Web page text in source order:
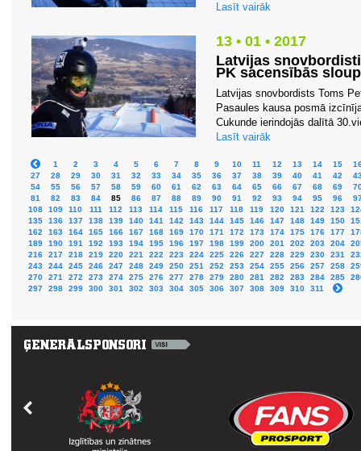
Lasīt vairāk
13 • 01 • 2017
Latvijas
PK sacensībās
Latvijas snovbordists Toms
Pasaules kausa posmā
Cukunde ierindojās dalītā
Lasīt vairāk
1 2 3 4 5 6 7 8 9 10 11 12 13 14 15
27
28 29 30 31 32 33 34 35 36 37 38 39 40 41 42
54
55 56 57 58 59 60 61 62 63 64 65 66 67 68 69
81
82 83 84 85 86 87 88 89 90 91 92 93 94 95 96
108
109 110 111 112 113 114 115 116 117 118 119 120 121 122 123
135
136 137 138 139 140 141 142 143 144 145 146 147 148 149 150
162
163 164 165 166 167 168 169 170 171 172 173 174 175 176 177
189
190 191 192 193 194 195 196 197 198 199 200 201 202 203 204
216
217 218 219 220 221 222 223 224 225 226 227 228 229 230 231
243
244 245 246 247 248 249 250 251 252 253 254 255 256 257 258
270
271 272 273 274 275 276 277 278 279 280 281 282 283 284 285
297
298 299 300 301 302 303 304 305 306 307 308 309 310 311